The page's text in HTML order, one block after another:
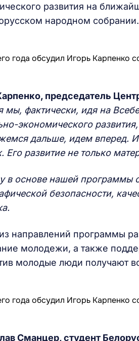
развития на
народном собрании.
председатель
мы, фактически, идя на
экономического
дальше, идем вперед. И
Его развитие не только
в основе нашей программы
безопасности,
направлений программы
молодежи, а также
молодые люди получают
Сманцер, студент